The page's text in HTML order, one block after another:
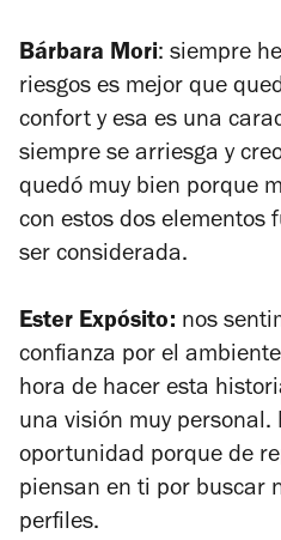
Bárbara Mori: siempre
riesgos es mejor que
confort y esa es una
siempre se arriesga y
quedó muy bien porque
con estos dos elementos
ser considerada.
Ester Expósito: nos
confianza por el
hora de hacer esta
una visión muy personal.
oportunidad porque de
piensan en ti por buscar
perfiles.